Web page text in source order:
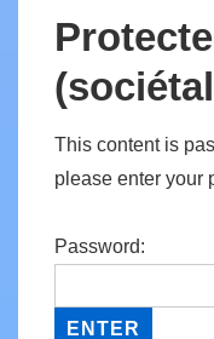
This content is
please enter your
Password: